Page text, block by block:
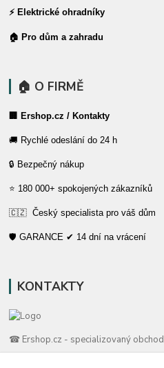
⚡ Elektrické ohradníky
🏠 Pro dům a zahradu
🏠 O FIRMĚ
🏢 Ershop.cz / Kontakty
🚚 Rychlé odeslání do 24 h
🔒 Bezpečný nákup
⭐ 180 000+ spokojených zákazníků
🇨🇿 Český specialista pro váš dům
🛡️ GARANCE ✔ 14 dní na vrácení
KONTAKTY
☎ Ershop.cz - specializovaný obchod